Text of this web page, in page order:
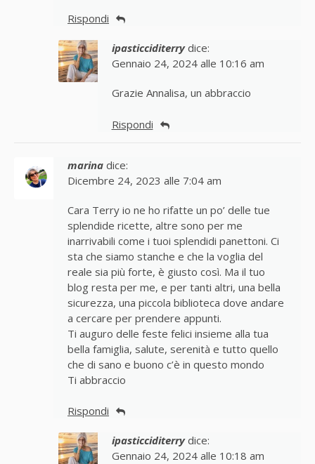
Rispondi
ipasticciditerry dice:
Gennaio 24, 2024 alle 10:16 am
Grazie Annalisa, un abbraccio
Rispondi
marina dice:
Dicembre 24, 2023 alle 7:04 am
Cara Terry io ne ho rifatte un po’ delle tue
splendide ricette, altre sono per me
inarrivabili come i tuoi splendidi panettoni. Ci
sta che siamo stanche e che la voglia del
reale sia più forte, è giusto così. Ma il tuo
blog resta per me, e per tanti altri, una bella
sicurezza, una piccola biblioteca dove andare
a cercare per prendere appunti.
Ti auguro delle feste felici insieme alla tua
bella famiglia, salute, serenità e tutto quello
che di sano e buono c’è in questo mondo
Ti abbraccio
Rispondi
ipasticciditerry dice:
Gennaio 24, 2024 alle 10:18 am